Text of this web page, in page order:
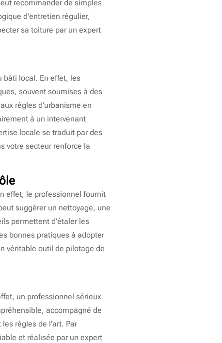
recommander de simples
d’entretien régulier,
sa toiture par un expert
bâti local. En effet, les
souvent soumises à des
règles d’urbanisme en
à un intervenant
locale se traduit par des
votre secteur renforce la
effet, le professionnel fournit
suggérer un nettoyage, une
permettent d’étaler les
bonnes pratiques à adopter
véritable outil de pilotage de
un professionnel sérieux
accompagné de
règles de l’art. Par
et réalisée par un expert